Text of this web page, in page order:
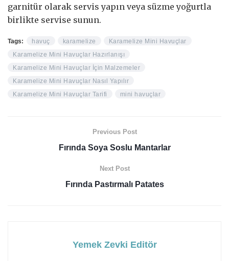
garnitür olarak servis yapın veya süzme yoğurtla
birlikte servise sunun.
Tags: havuç karamelize
Karamelize Mini Havuçlar
Karamelize Mini Havuçlar Hazırlanışı
Karamelize Mini Havuçlar İçin Malzemeler
Karamelize Mini Havuçlar Nasıl Yapılır
Karamelize Mini Havuçlar Tarifi
mini havuçlar
Previous Post
Fırında Soya Soslu Mantarlar
Next Post
Fırında Pastırmalı Patates
Yemek Zevki Editör